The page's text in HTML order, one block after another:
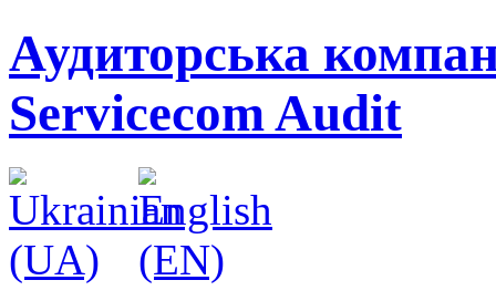
Аудиторська
Servicecom Audit